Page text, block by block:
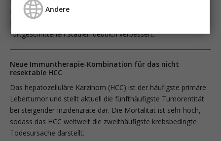
Leberkrebs, gefolgt vom cholangiozellulären Karzinom (CCA).
Neue systemische Therapien haben die Prognose in
fortgeschrittenen Stadien deutlich verbessert.
Neue Immuntherapie-Kombination für das nicht
resektable HCC
Das hepatozelluläre Karzinom (HCC) ist der häufigste primäre
Lebertumor und stellt aktuell die fünfthäufigste Tumorentität
bei steigender Inzidenzrate dar. Die Mortalität ist sehr hoch,
sodass das HCC weltweit die zweithäufigste krebsbedingte
Todesursache darstellt.
Andere